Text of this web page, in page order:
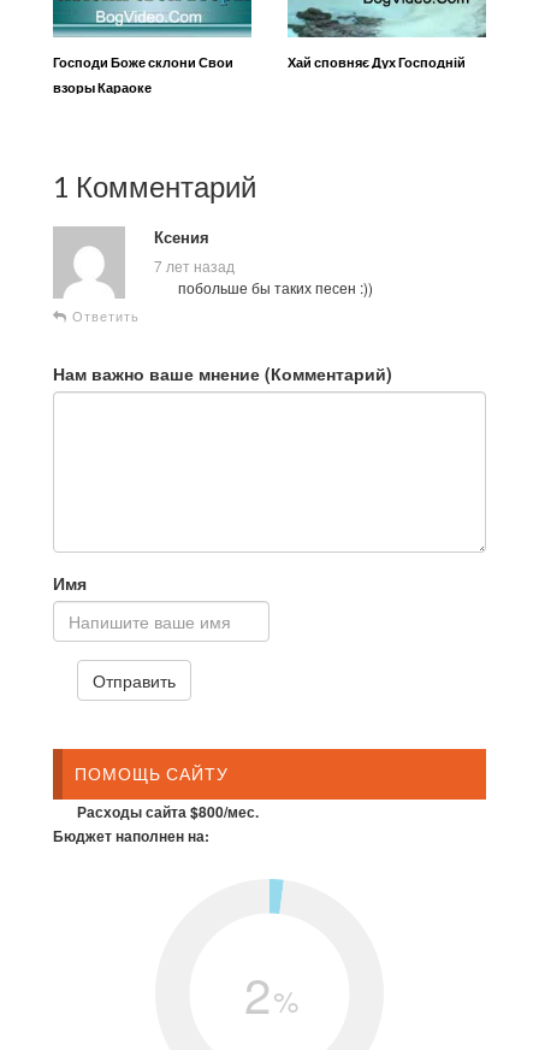
Господи Боже склони Свои
взоры Караоке
Хай сповняє Дух Господній
1 Комментарий
Ксения
7 лет назад
побольше бы таких песен :))
Ответить
Нам важно ваше мнение (Комментарий)
Имя
ПОМОЩЬ САЙТУ
Расходы сайта $800/мес.
Бюджет наполнен на:
2%